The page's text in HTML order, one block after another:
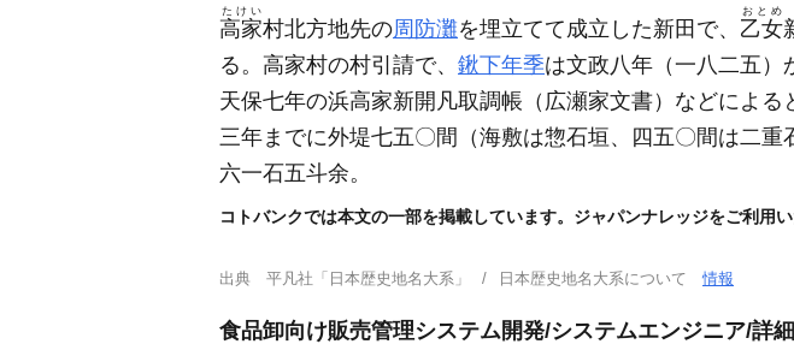
高家
たけい
村北方地先の周防灘を埋立てて成立した新田で、 乙女
おとめ
る。高家村の村引請で、 鍬下年季は文政八年 （一八二五）
天保七年の浜高家新開凡取調帳 （広瀬家文書） などによる
三年までに外堤七五〇間 （海敷は惣石垣、四五〇間は二重
六一石五斗余。
コトバンクでは本文の一部を掲載しています。ジャパンナレッジをご利用
出典 平凡社「日本歴史地名大系」 日本歴史地名大系について情報
食品卸向け販売管理システム開発/システムエンジニア/詳